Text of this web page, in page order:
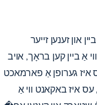
און זענען זייער
אַ ביין קען בראָך, אויב
איז גערופן אַ פארמאכט
עס איז באקאנט ווי אַ